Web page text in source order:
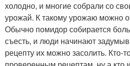
холодно, и многие собрали со
урожай. К такому урожаю можно
Обычно помидор собирается
съесть, и люди начинают
рецепту их можно засолить. Кто-